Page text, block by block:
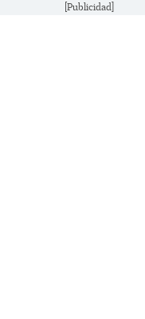
[Publicidad]